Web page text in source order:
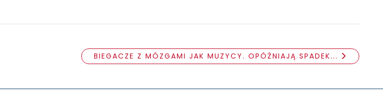
BIEGACZE Z MÓZGAMI JAK MUZYCY. OPÓŹNIAJĄ SPADEK...